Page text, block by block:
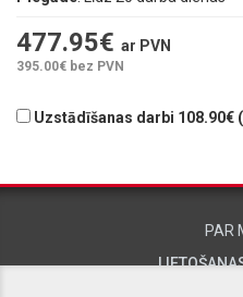
477.95€ ar PVN
395.00€ bez PVN
Uzstādīšanas darbi 108.90€
PAR